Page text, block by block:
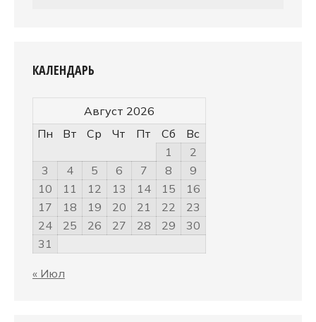
КАЛЕНДАРЬ
Август 2026
Пн
Вт Ср Чт Пт Сб
Вс
1
2
3
4 5 6 7 8
9
10
11 12 13 14 15
16
17
18 19 20 21 22
23
24
25 26 27 28 29
30
31
« Июл